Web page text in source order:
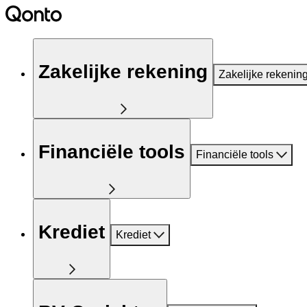
Zakelijke rekening Zakelijke
Financiële tools Financiële tools
Krediet Krediet